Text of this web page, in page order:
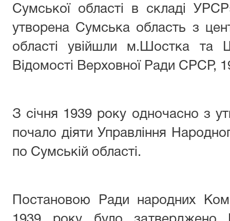
Сумської області в складі
утворена Сумська область з
області увійшли м.Шостка та
Відомості Верховної Ради СРСР,
З січня 1939 року одночасно з
почало діяти Управління
по Сумській області.
Постановою Ради народних